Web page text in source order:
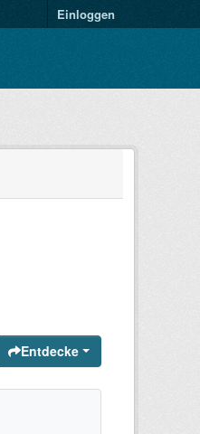
Einloggen
Entdecke